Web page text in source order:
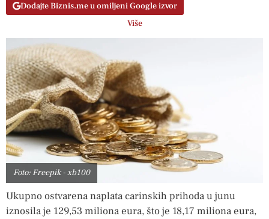
Dodajte Biznis.me u omiljeni Google izvor
Više
Foto: Freepik - xb100
Ukupno ostvarena naplata carinskih prihoda u junu
iznosila je 129,53 miliona eura, što je 18,17 miliona eura,